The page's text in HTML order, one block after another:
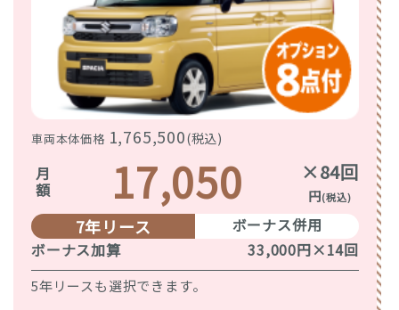
車両本体価格 1,765,500(税込)
月額 17,050 ×84回
円(税込)
7年リース
ボーナス併用
ボーナス加算
33,000円×14回
5年リースも選択できます。